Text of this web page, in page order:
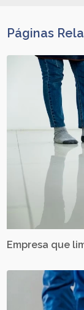
Páginas
Empresa que